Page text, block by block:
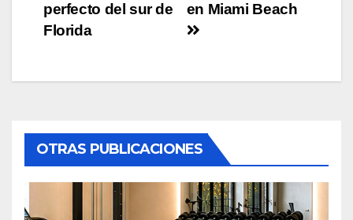
en Miami Beach
perfecto del sur de
Florida
OTRAS PUBLICACIONES